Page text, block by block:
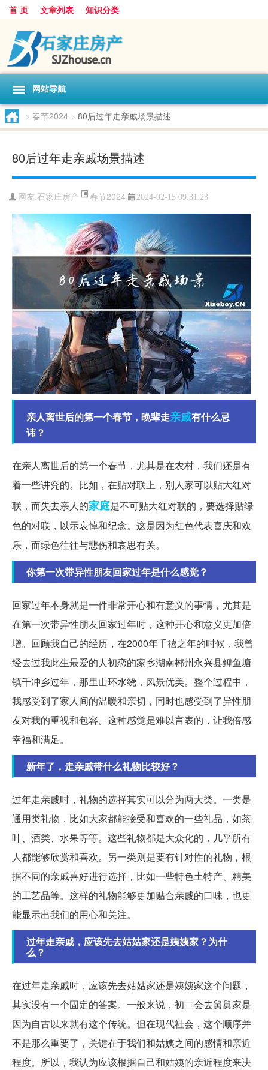
首 页 文章列表 知识分类
网站导航
> 春节2024 > 80后过年走亲戚场景描述
80后过年走亲戚场景描述
网友:石家庄房产 春节2024 2024-02-15 09:31:23
亲人离世后的第一个春节，晚辈走亲戚有什么忌
讳？
在亲人离世后的第一个春节，尤其是在农村，我们还是有
着一些讲究的。比如，在贴对联上，别人家可以贴大红对
联，而失去亲人的家庭是不可贴大红对联的，要选择贴绿
色的对联，以示哀悼和纪念。这是因为红色代表喜庆和欢
乐，而绿色往往与悲伤和哀思有关。
你第一次带异性朋友回家过年是什么感觉？
回家过年本身就是一件非常开心和有意义的事情，尤其是
在第一次带异性朋友回家过年时，这种开心和意义更加倍
增。回顾我自己的经历，在2000年千禧之年的时候，我曾
经去过我此生最爱的人初恋的家乡湖南郴州永兴县鲤鱼塘
镇千冲乡过年，那里山环水绕，风景优美。整个过程中，
我感受到了家人间的温暖和亲切，同时也感受到了异性朋
友对我的重视和包容。这种感觉是难以言表的，让我倍感
幸福和满足。
新年了，走亲戚带什么礼物比较好？
过年走亲戚时，礼物的选择其实可以分为两大类。一类是
通用类礼物，比如大家都能接受和喜欢的一些礼品，如茶
叶、酒类、水果等等。这些礼物都是大众化的，几乎所有
人都能够欣赏和喜欢。另一类则是要有针对性的礼物，根
据不同的亲戚喜好进行选择，比如一些特色土特产、精美
的工艺品等。这样的礼物能够更加贴合亲戚的口味，也更
能显示出我们的用心和关注。
过年走亲戚，应该先去姑姑家还是姨姨家？为什
么？
在过年走亲戚时，应该先去姑姑家还是姨姨家这个问题，
其实没有一个固定的答案。一般来说，初二会去舅舅家是
因为自古以来就有这个传统。但在现代社会，这个顺序并
不是那么重要了，关键在于我们和姑姨之间的感情和亲近
程度。所以，我认为应该根据自己和姑姨的亲近程度来决